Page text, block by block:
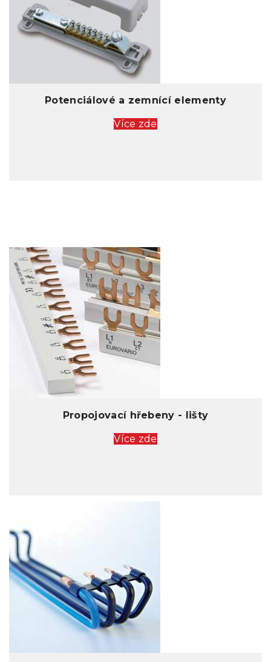
Potenciálové a zemnící elementy
Více zde
Propojovací hřebeny - lišty
Více zde